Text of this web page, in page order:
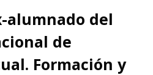
alumnado del
de
Formación y